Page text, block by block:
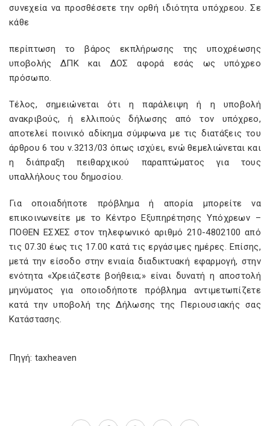
συνεχεία να προσθέσετε την ορθή ιδιότητα υπόχρεου. Σε
κάθε
περίπτωση το βάρος εκπλήρωσης της υποχρέωσης
υποβολής ΔΠΚ και ΔΟΣ αφορά εσάς ως υπόχρεο
πρόσωπο.
Τέλος, σημειώνεται ότι η παράλειψη ή η υποβολή
ανακριβούς, ή ελλιπούς δήλωσης από τον υπόχρεο,
αποτελεί ποινικό αδίκημα σύμφωνα με τις διατάξεις του
άρθρου 6 του ν.3213/03 όπως ισχύει, ενώ θεμελιώνεται και
η διάπραξη πειθαρχικού παραπτώματος για τους
υπαλλήλους του δημοσίου.
Για οποιαδήποτε πρόβλημα ή απορία μπορείτε να
επικοινωνείτε με το Κέντρο Εξυπηρέτησης Υπόχρεων –
ΠΟΘΕΝ ΕΣΧΕΣ στον τηλεφωνικό αριθμό 210-4802100 από
τις 07.30 έως τις 17.00 κατά τις εργάσιμες ημέρες. Επίσης,
μετά την είσοδο στην ενιαία διαδικτυακή εφαρμογή, στην
ενότητα «Χρειάζεστε βοήθεια;» είναι δυνατή η αποστολή
μηνύματος για οποιοδήποτε πρόβλημα αντιμετωπίζετε
κατά την υποβολή της Δήλωσης της Περιουσιακής σας
Κατάστασης.
Πηγή: taxheaven